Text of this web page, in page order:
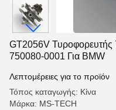
GT2056V
750080-0001 Για BMW
Λεπτομέρειες για το προϊόν
Τόπος καταγωγής: Κίνα
Μάρκα: MS-TECH